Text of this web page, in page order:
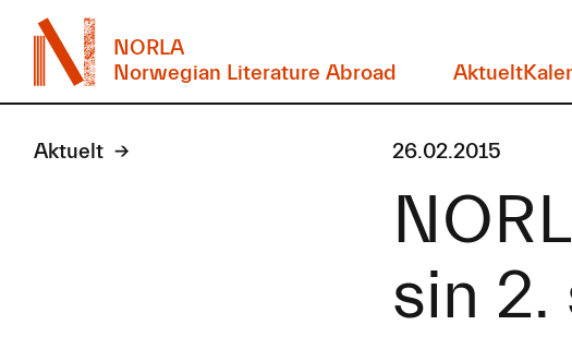
NORLA
Norwegian Literature Abroad
Aktuelt
Aktuelt 26.02.2015
sin